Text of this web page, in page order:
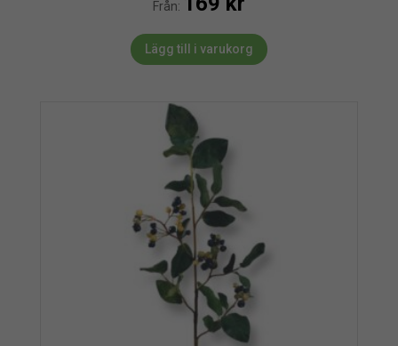
Från:
Lägg till i varukorg